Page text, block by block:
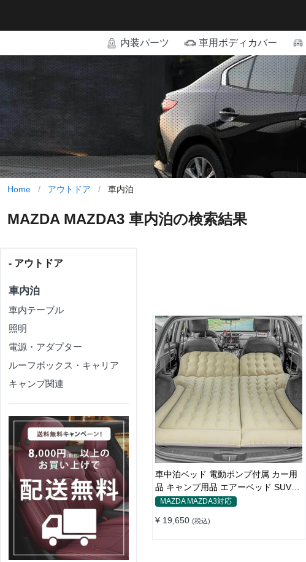
内装パーツ 車用ボディカバー
Home / アウトドア / 車内泊
MAZDA MAZDA3 車内泊の検索結果
- アウトドア
車内泊
車内テーブル
照明
電源・アダプター
ルーフボックス・キャリア
キャンプ関連
車中泊ベッド 電動ポンプ付属 カー用
品 キャンプ用品 エアーベッド SUV車
普通車適用
MAZDA MAZDA3対応
¥ 19,650 (税込)